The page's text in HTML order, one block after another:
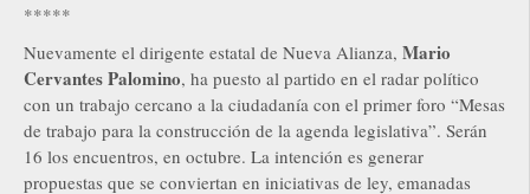
*****
Nuevamente el dirigente estatal de Nueva Alianza, Mario
Cervantes Palomino, ha puesto al partido en el radar político
con un trabajo cercano a la ciudadanía con el primer foro “Mesas
de trabajo para la construcción de la agenda legislativa”. Serán
16 los encuentros, en octubre. La intención es generar
propuestas que se conviertan en iniciativas de ley, emanadas